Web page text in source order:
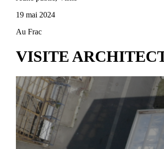
19 mai 2024
Au Frac
VISITE